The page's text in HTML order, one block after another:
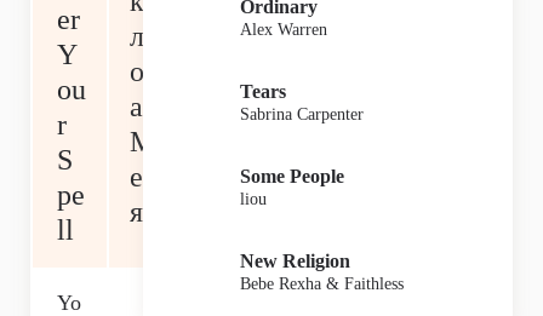
er
Y
ou
r
S
pe
ll
лд
ов
ал
М
ен
я
Yo
Ordinary
Alex Warren
Tears
Sabrina Carpenter
Some People
liou
New Religion
Bebe Rexha & Faithless